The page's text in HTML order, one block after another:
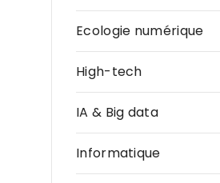
Ecologie numérique
High-tech
IA & Big data
Informatique